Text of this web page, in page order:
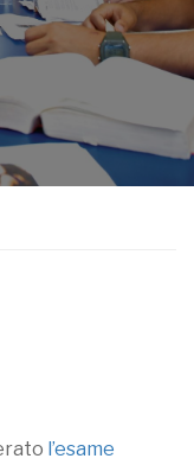
l’esame